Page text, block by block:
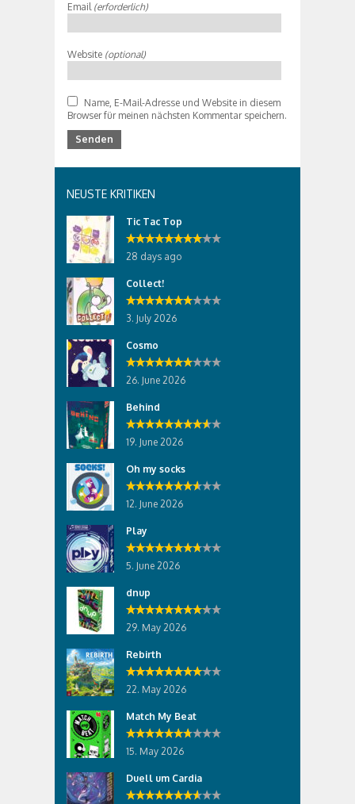
Email (erforderlich)
Website (optional)
Name, E-Mail-Adresse und Website in diesem
Browser für meinen nächsten Kommentar speichern.
NEUSTE KRITIKEN
Tic Tac Top
28 days ago
Collect!
3. July 2026
Cosmo
26. June 2026
Behind
19. June 2026
Oh my socks
12. June 2026
Play
5. June 2026
dnup
29. May 2026
Rebirth
22. May 2026
Match My Beat
15. May 2026
Duell um Cardia